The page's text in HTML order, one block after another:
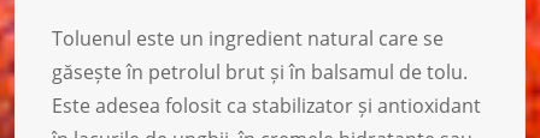
Toluenul este un ingredient natural care se
găsește în petrolul brut și în balsamul de tolu.
Este adesea folosit ca stabilizator și antioxidant